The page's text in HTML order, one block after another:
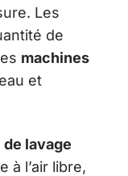
Les
de
machines
et
de lavage
à l’air libre,